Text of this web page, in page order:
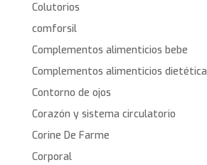
Colutorios
comforsil
Complementos alimenticios bebe
Complementos alimenticios dietética
Contorno de ojos
Corazón y sistema circulatorio
Corine De Farme
Corporal